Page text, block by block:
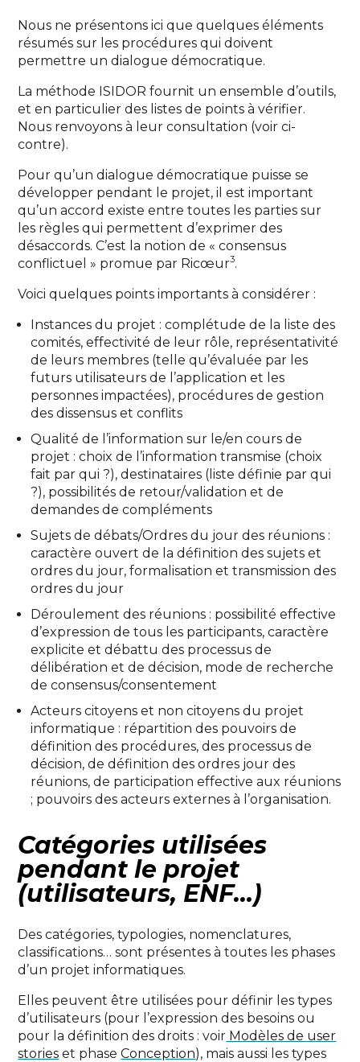
Nous ne présentons ici que quelques éléments
résumés sur les procédures qui doivent
permettre un dialogue démocratique.
La méthode ISIDOR fournit un ensemble d’outils,
et en particulier des listes de points à vérifier.
Nous renvoyons à leur consultation (voir ci-
contre).
Pour qu’un dialogue démocratique puisse se
développer pendant le projet, il est important
qu’un accord existe entre toutes les parties sur
les règles qui permettent d’exprimer des
désaccords. C’est la notion de « consensus
conflictuel » promue par Ricœur3.
Voici quelques points importants à considérer :
Instances du projet : complétude de la liste des
comités, effectivité de leur rôle, représentativité
de leurs membres (telle qu’évaluée par les
futurs utilisateurs de l’application et les
personnes impactées), procédures de gestion
des dissensus et conflits
Qualité de l’information sur le/en cours de
projet : choix de l’information transmise (choix
fait par qui ?), destinataires (liste définie par qui
?), possibilités de retour/validation et de
demandes de compléments
Sujets de débats/Ordres du jour des réunions :
caractère ouvert de la définition des sujets et
ordres du jour, formalisation et transmission des
ordres du jour
Déroulement des réunions : possibilité effective
d’expression de tous les participants, caractère
explicite et débattu des processus de
délibération et de décision, mode de recherche
de consensus/consentement
Acteurs citoyens et non citoyens du projet
informatique : répartition des pouvoirs de
définition des procédures, des processus de
décision, de définition des ordres jour des
réunions, de participation effective aux réunions
; pouvoirs des acteurs externes à l’organisation.
Catégories utilisées
pendant le projet
(utilisateurs, ENF…)
Des catégories, typologies, nomenclatures,
classifications… sont présentes à toutes les phases
d’un projet informatiques.
Elles peuvent être utilisées pour définir les types
d’utilisateurs (pour l’expression des besoins ou
pour la définition des droits : voir Modèles de user
stories et phaseConception), mais aussi les types